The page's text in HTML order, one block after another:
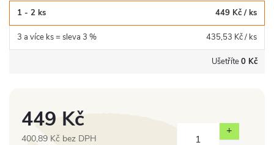
1 - 2 ks 449 Kč / ks
3 a více ks = sleva 3 % 435,53 Kč/ ks
Ušetříte0 Kč
449 Kč
400,89 Kč bez DPH